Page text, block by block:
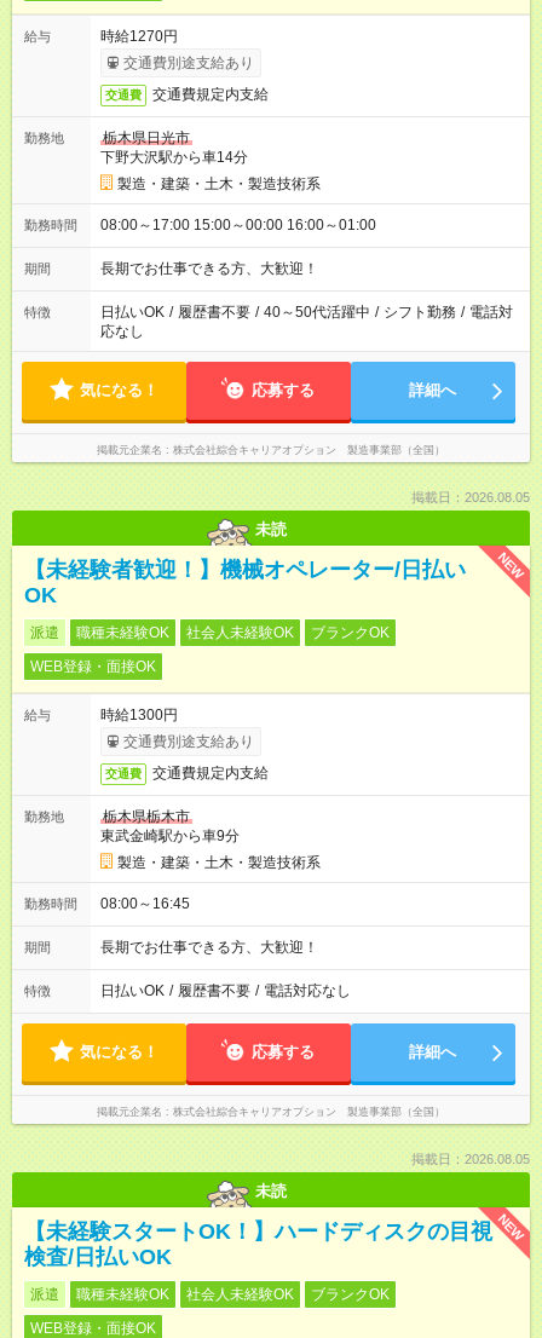
給与
時給1270円
交通費別途支給あり
交通費 交通費規定内支給
勤務地
栃木県日光市
下野大沢駅から車14分
製造・建築・土木・製造技術系
勤務時間 08:00～17:00 15:00～00:00 16:00～01:00
期間 長期でお仕事できる方、大歓迎！
特徴 日払いOK / 履歴書不要 / 40～50代活躍中 / シフト勤務 / 電話対
応なし
気になる！ 応募する 詳細へ
掲載元企業名 株式会社綜合キャリアオプション 製造事業部（全国）
掲載日：2026.08.05
未読
NEW
【未経験者歓迎！】機械オペレーター/日払い
OK
派遣 職種未経験OK 社会人未経験OK
ブランクOK
WEB登録・面接OK
給与
時給1300円
交通費別途支給あり
交通費 交通費規定内支給
勤務地
栃木県栃木市
東武金崎駅から車9分
製造・建築・土木・製造技術系
勤務時間 08:00～16:45
期間 長期でお仕事できる方、大歓迎！
特徴 日払いOK / 履歴書不要 / 電話対応なし
気になる！ 応募する 詳細へ
掲載元企業名 株式会社綜合キャリアオプション 製造事業部（全国）
掲載日：2026.08.05
未読
NEW
【未経験スタートOK！】ハードディスクの目視
検査/日払いOK
派遣 職種未経験OK 社会人未経験OK
ブランクOK
WEB登録・面接OK